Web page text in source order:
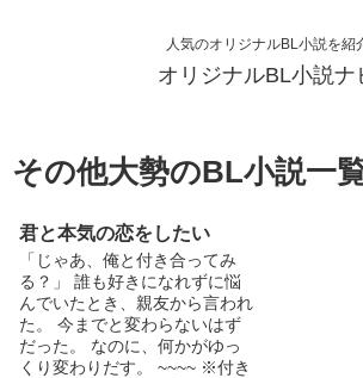
人気のオリジナルBL小説を紹
オリジナルBL小説ナ
その他大勢のBL小説一
君と本気の恋をしたい
「じゃあ、俺と付き合ってみ
る？」 誰も好きになれずに悩
んでいたとき、親友から言われ
た。 今までと変わらないはず
だった。 なのに、何かがゆっ
くり変わりだす。 ~~~~ ※付き